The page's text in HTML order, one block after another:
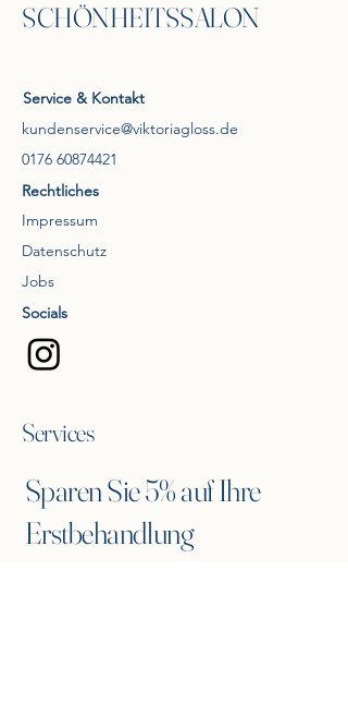
SCHÖNHEITSSALON
Service & Kontakt
kundenservice@viktoriagloss.de
0176 60874421
Rechtliches
Impressum
Datenschutz
Jobs
Socials
Services
Sparen Sie 5% auf Ihre
Erstbehandlung